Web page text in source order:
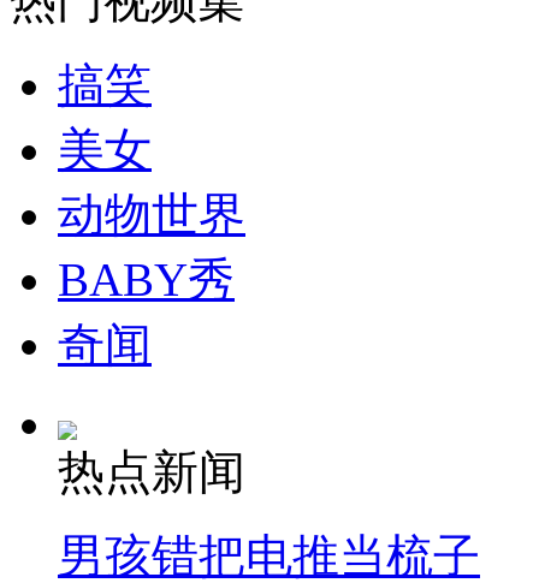
山西运城恶犬咬伤多人 警民合力深夜将其击毙
女孩北京地铁殴打老人 痛下狠手拳打脚踢
无痛分娩是否安全 医生回应
搞笑
美女
动物世界
BABY秀
奇闻
热点新闻
男孩错把电推当梳子